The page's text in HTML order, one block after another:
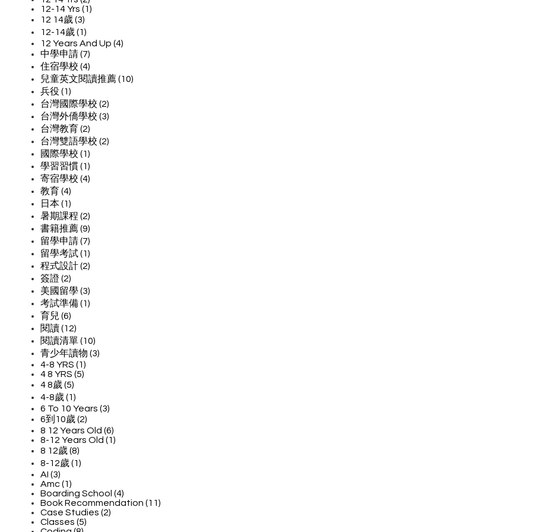
12-14 Yrs (1)
12 14歲 (3)
12-14歲 (1)
12 Years And Up (4)
中學申請 (7)
住宿學校 (4)
兒童英文閱讀推薦 (10)
兵役 (1)
台灣國際學校 (2)
台灣外僑學校 (3)
台灣教育 (2)
台灣雙語學校 (2)
國際學校 (1)
學習習慣 (1)
寄宿學校 (4)
教育 (4)
日本 (1)
暑期課程 (2)
書籍推薦 (9)
留學申請 (7)
留學考試 (1)
程式設計 (2)
簽證 (2)
美國留學 (3)
考試準備 (1)
育兒 (6)
閱讀 (12)
閱讀清單 (10)
青少年讀物 (3)
4-8 YRS (1)
4 8 YRS (5)
4 8歲 (5)
4-8歲 (1)
6 To 10 Years (3)
6到10歲 (2)
8 12 Years Old (6)
8-12 Years Old (1)
8 12歲 (8)
8-12歲 (1)
AI (3)
Amc (1)
Boarding School (4)
Book Recommendation (11)
Case Studies (2)
Classes (5)